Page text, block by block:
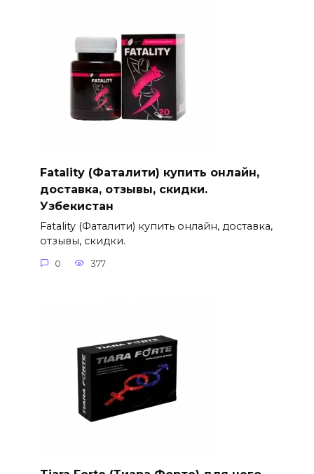
Fatality (Фаталити) купить онлайн,
доставка, отзывы, скидки.
Узбекистан
Fatality (Фаталити) купить онлайн, доставка,
отзывы, скидки.
0 377